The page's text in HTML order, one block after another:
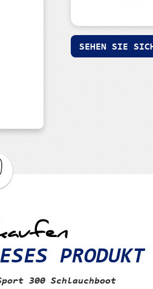
SEHEN SIE
PRODUKT
300Schlauchboot